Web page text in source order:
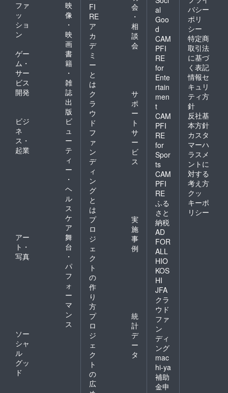
ファ
ッ
ショ
ン
映
像
・
映
画
ゲー
ム・
サー
ビス
開発
書
籍
・
雑
誌
出
版
ビジ
ネ
ス・
起業
ビ
ュ
ー
テ
ィ
ー
・
ヘ
ル
ス
ケ
ア
アー
ト・
写真
舞
台
・
パ
フ
ォ
ー
マ
ン
ス
ソー
シャ
ル
グッ
ド
FI
RE
ア
カ
デ
ミ
ー
と
は
会
・
相
談
会
ク
ラ
ウ
ド
フ
ァ
ン
デ
ィ
ン
グ
と
は
サ
ポ
ー
ト
サ
ー
ビ
ス
プ
ロ
ジ
ェ
ク
ト
の
作
り
方
実
施
事
例
プ
ロ
ジ
ェ
ク
ト
の
広
統
計
デ
ー
タ
al
Goo
d
CAM
PFI
RE
for
Ente
rtain
men
t
CAM
PFI
RE
for
Spor
ts
CAM
PFI
RE
ふる
さと
納税
AD
FOR
ALL
HIO
KOS
HI
JFA
クラ
ウド
ファ
ン
ディ
ング
mac
hi-ya
補助
金申
バシー
ポリ
シー
特定商
取引法
に基づ
く表記
情報セ
キュリ
ティ方
針
反社基
本方針
カスタ
マーハ
ラスメ
ントに
対する
考え方
クッ
キーポ
リシー